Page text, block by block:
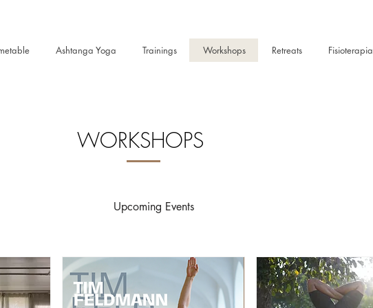
Ashtanga Yoga Trainings Workshops Retreats Fisioterapia
WORKSHOPS
Upcoming Events